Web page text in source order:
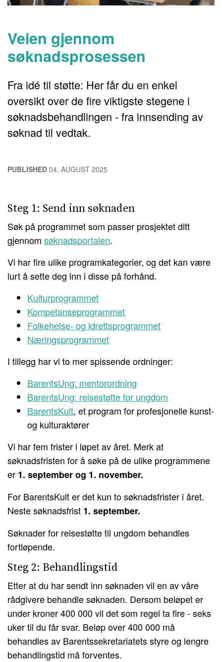
Veien gjennom
søknadsprosessen
Fra idé til støtte: Her får du en enkel
oversikt over de fire viktigste stegene i
søknadsbehandlingen - fra innsending av
søknad til vedtak.
PUBLISHED 04. AUGUST 2025
Steg 1: Send inn søknaden
Søk på programmet som passer prosjektet ditt
gjennom søknadsportalen.
Vi har fire ulike programkategorier, og det kan være
lurt å sette deg inn i disse på forhånd.
Kulturprogrammet
Kompetanseprogrammet
Folkehelse- og idrettsprogrammet
Næringsprogrammet
I tillegg har vi to mer spissende ordninger:
BarentsUng: mentorordning
BarentsUng: reisestøtte for ungdom
BarentsKult, et program for profesjonelle kunst-
og kulturaktører
Vi har fem frister i løpet av året. Merk at
søknadsfristen for å søke på de ulike programmene
er 1. september og 1. november.
For BarentsKult er det kun to søknadsfrister i året.
Neste søknadsfrist 1. september.
Søknader for reisestøtte til ungdom behandles
fortløpende.
Steg 2: Behandlingstid
Etter at du har sendt inn søknaden vil en av våre
rådgivere behandle søknaden. Dersom beløpet er
under kroner 400 000 vil det som regel ta fire - seks
uker til du får svar. Beløp over 400 000 må
behandles av Barentssekretariatets styre og lengre
behandlingstid må forventes.